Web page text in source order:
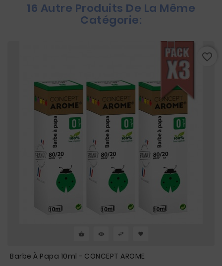
16 Autre Produits De La Même
Catégorie:
Barbe À Papa 10ml - CONCEPT AROME
favorite_border